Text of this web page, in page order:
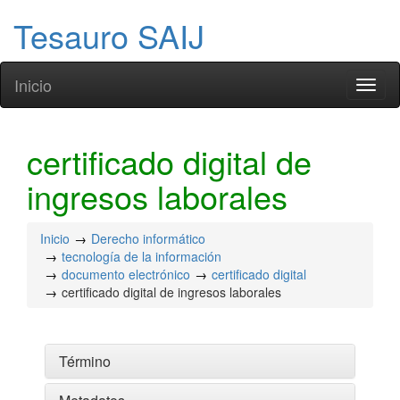
Tesauro SAIJ
Inicio
certificado digital de
ingresos laborales
Inicio
Derecho informático
tecnología de la información
documento electrónico
certificado digital
certificado digital de ingresos laborales
Término